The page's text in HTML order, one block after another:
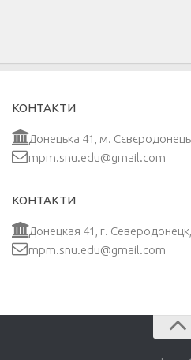
КОНТАКТИ
Донецька 41, м.
mpm.snu.edu@gmail.com
КОНТАКТИ
Донецкая 41, г.
mpm.snu.edu@gmail.com